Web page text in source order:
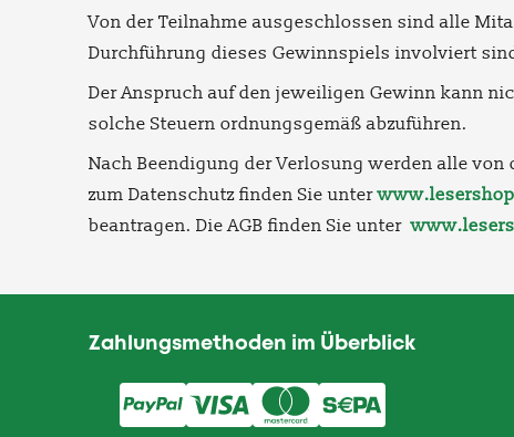
Von der Teilnahme ausgeschlossen sind alle
Durchführung dieses Gewinnspiels involviert
Der Anspruch auf den jeweiligen Gewinn kann
solche Steuern ordnungsgemäß abzuführen.
Nach Beendigung der Verlosung werden alle
zum Datenschutz finden Sie unter
beantragen. DieAGB finden Sie unter
Zahlungsmethoden im Überblick